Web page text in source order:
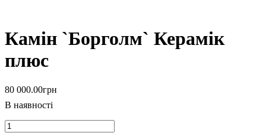
Камін `Борголм` Керамік
плюс
80 000.00грн